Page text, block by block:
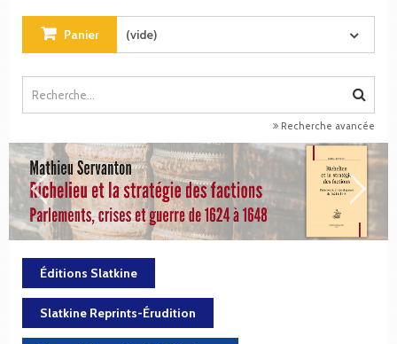
Panier (vide)
Recherche avancée
Éditions Slatkine
Slatkine Reprints-Érudition